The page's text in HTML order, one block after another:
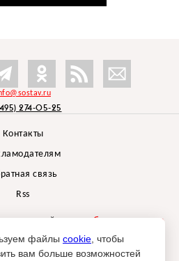
274-05-25
Контакты
связь
Rss
проектбрендингового
Depot
Sostav.ru допустимо только при
файлы cookie , чтобы
вам больше возможностей